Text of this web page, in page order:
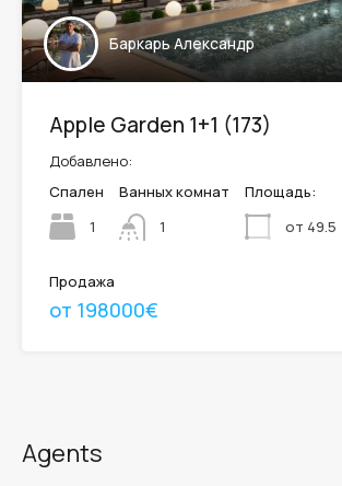
Баркарь Александр
Apple Garden 1+1 (173)
Добавлено:
Спален
1
Ванных комнат
1
Площадь:
от 49.5
Продажа
от 198000€
Agents